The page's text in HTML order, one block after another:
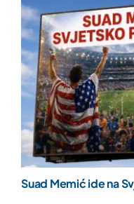
Suad Memić ide na